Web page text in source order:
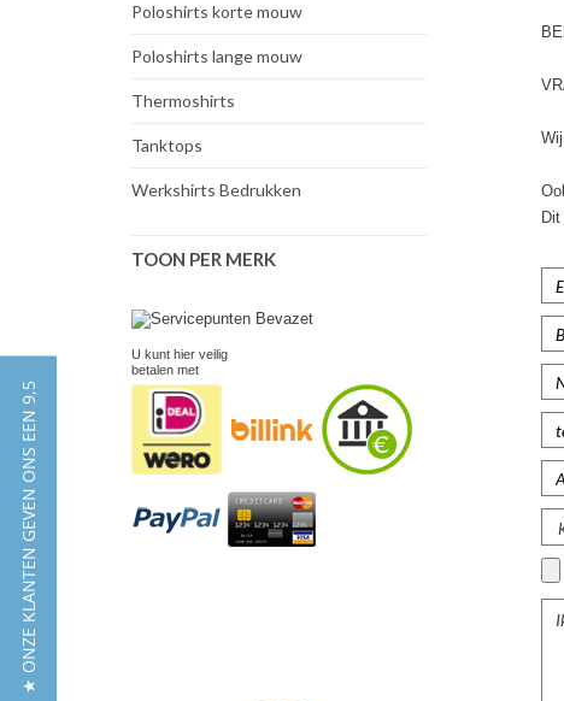
Poloshirts korte mouw
Poloshirts lange mouw
Thermoshirts
Tanktops
Werkshirts Bedrukken
TOON PER MERK
U kunt hier veilig
betalen met
★ ONZE KLANTEN GEVEN ONS EEN 9,5